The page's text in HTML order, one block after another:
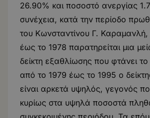
26.90% και ποσοστό ανεργίας
συνέχεια, κατά την περίοδο
του Κωνσταντίνου Γ.
έως το 1978 παρατηρείται μια
δείκτη εξαθλίωσης που φτάνει
από το 1979 έως το 1995 ο
είναι αρκετά υψηλός, γεγονός
κυρίως στα υψηλά ποσοστά